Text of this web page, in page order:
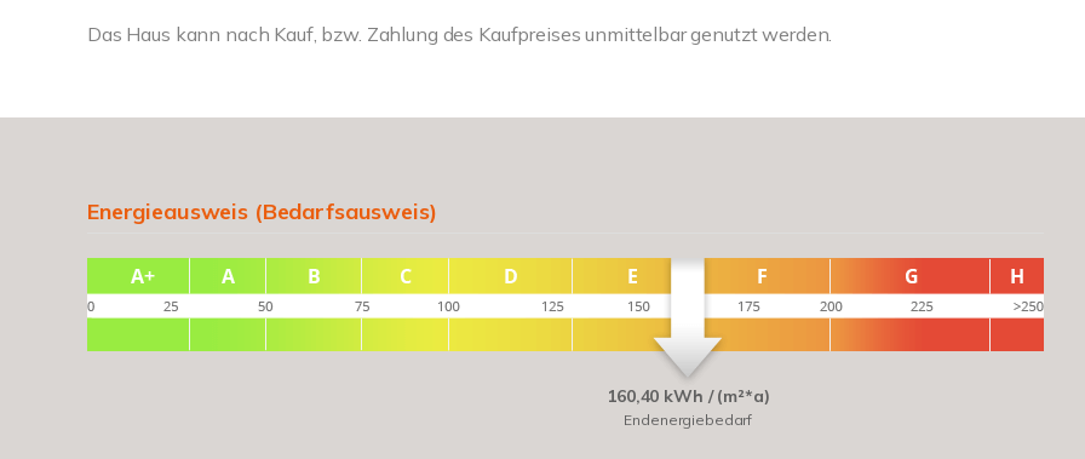
Das Haus kann nach Kauf, bzw. Zahlung des Kaufpreises unmittelbar genutzt werden.
Energieausweis (Bedarfsausweis)
160,40 kWh / (m²*a)
Endenergiebedarf